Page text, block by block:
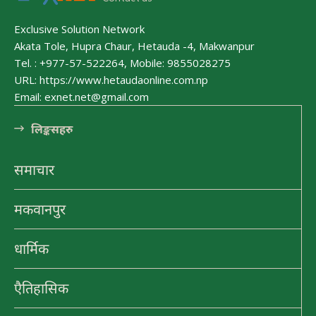
हेटौंडा अनलाईन
हेटौंडा अनलाईन
पर्यटन
चुरीयामाइमा ऐतिहासिक, धार्मिक र पर्यटकिय
Exclusive Solution Network
Akata Tole, Hupra Chaur, Hetauda -4, Makwanpur
Tel. : +977-57-522264, Mobile: 9855028275
URL: https://www.hetaudaonline.com.np
Email: exnet.net@gmail.com
लि󠅵ङ्कसहरु
समाचार
मकवानपुर
धार्मिक
एैतिहासिक